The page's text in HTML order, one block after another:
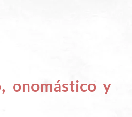
onomástico y